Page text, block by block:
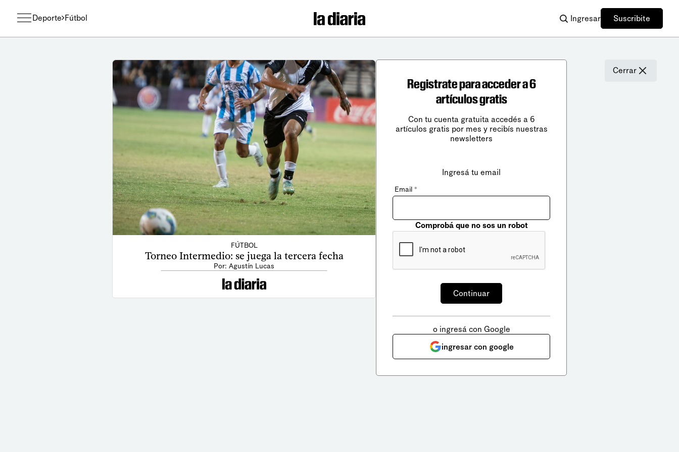
Deporte Fútbol Ingresar Suscribite
FÚTBOL
Torneo Intermedio: se juega la tercera fecha
Por: Agustín Lucas
Cerrar
Registrate para acceder a 6
artículos gratis
Con tu cuenta gratuita accedés a 6
artículos gratis por mes y recibís nuestras
newsletters
Ingresá tu email
Email *
Comprobá que no sos un robot
o ingresá con Google
ingresar con google